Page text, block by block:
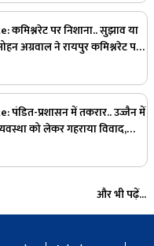
पर निशाना.. सुझाव या
अग्रवाल ने रायपुर कमिश्नरेट पर
में सुधार की है जरूरत
पंडित-प्रशासन में तकरार.. उज्जैन में
को लेकर गहराया विवाद,
उग्र हुए पंडित?
और भी पढ़ें...